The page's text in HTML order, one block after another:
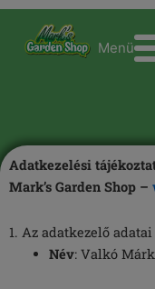
Skip
content
Menü
Adatkezelési
Mark’s Garden Shop –
1. Az adatkezelő adatai
Név: Valkó Márk